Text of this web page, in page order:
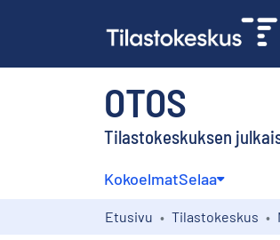
OTOS
Tilastokeskuksen
KokoelmatSelaa
Etusivu Tilastokeskus